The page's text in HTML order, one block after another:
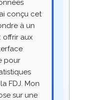
conçu cet
à un
offrir aux
pour
FDJ. Mon
sur une